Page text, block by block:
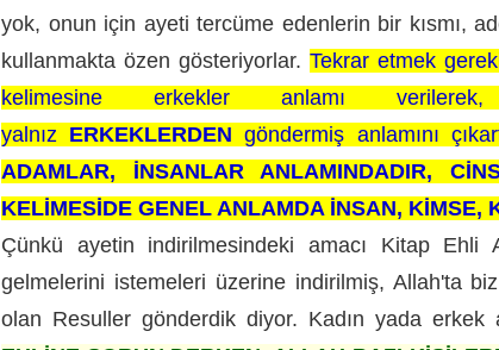
yok, onun için ayeti tercüme edenlerin bir kısmı,
kullanmakta özen gösteriyorlar. Tekrar etmek
kelimesine erkekler anlamı
yalnız ERKEKLERDEN göndermiş anlamını
ADAMLAR, İNSANLAR ANLAMINDADIR,
KELİMESİDE GENEL ANLAMDA İNSAN, KİMSE,
Çünkü ayetin indirilmesindeki amacı Kitap Ehli
gelmelerini istemeleri üzerine indirilmiş, Allah'ta
olan Resuller gönderdik diyor. Kadın yada erkek